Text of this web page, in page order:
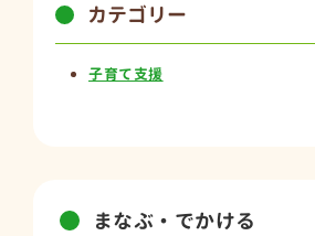
カテゴリー
子育て支援
まなぶ・でかける